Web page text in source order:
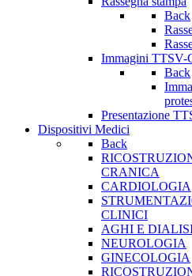
Back
Immagini TTSV-
Back
Presentazione
Dispositivi Medici
Back
CRANICA
CARDIOLOGIA
CLINICI
AGHI E
NEUROLOGIA
GINECOLOGIA